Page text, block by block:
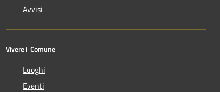
Avvisi
Vivere il Comune
Luoghi
Eventi